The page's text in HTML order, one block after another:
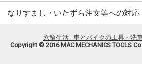
なりすまし・いたずら注文等への対応
六輪生活 - 車とバイクの工具・洗
Copyright © 2016 MAC MECHANICS TOOLS